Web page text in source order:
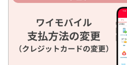
ワイモバイル
支払方法の変更
クレジットカードの変更）